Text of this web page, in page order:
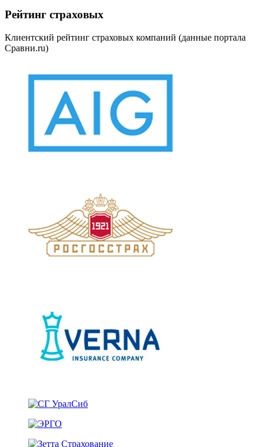
Рейтинг страховых
Клиентский рейтинг страховых компаний (данные портала
Сравни.ru)